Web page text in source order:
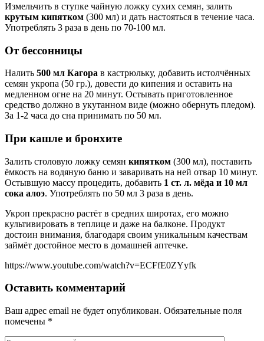
Измельчить в ступке чайную ложку сухих семян, залить
крутым кипятком (300 мл) и дать настояться в течение часа.
Употреблять 3 раза в день по 70-100 мл.
От бессонницы
Налить 500 мл Кагора в кастрюльку, добавить истолчённых
семян укропа (50 гр.), довести до кипения и оставить на
медленном огне на 20 минут. Остывать приготовленное
средство должно в укутанном виде (можно обернуть пледом).
За 1-2 часа до сна принимать по 50 мл.
При кашле и бронхите
Залить столовую ложку семян кипятком (300 мл), поставить
ёмкость на водяную баню и заваривать на ней отвар 10 минут.
Остывшую массу процедить, добавить 1 ст. л. мёда и 10 мл
сока алоэ. Употреблять по 50 мл 3 раза в день.
Укроп прекрасно растёт в средних широтах, его можно
культивировать в теплице и даже на балконе. Продукт
достоин внимания, благодаря своим уникальным качествам
займёт достойное место в домашней аптечке.
https://www.youtube.com/watch?v=ECFfE0ZYyfk
Оставить комментарий
Ваш адрес email не будет опубликован. Обязательные поля
помечены *